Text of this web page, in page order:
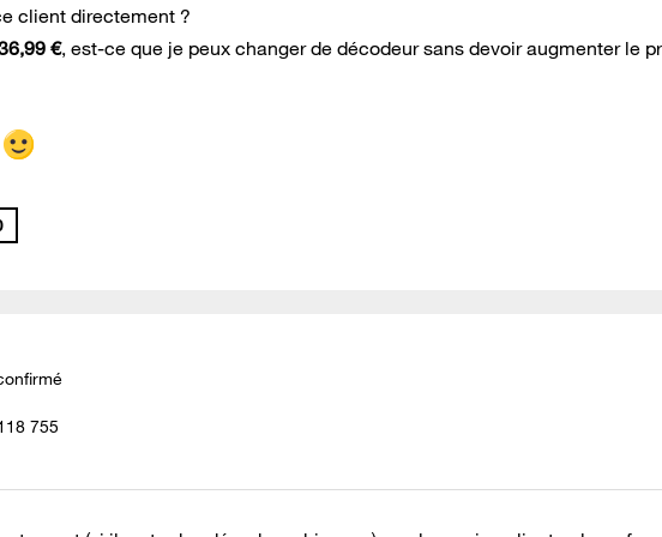
client directement ?
€, est-ce que je peux changer de décodeur sans devoir augmenter le
755